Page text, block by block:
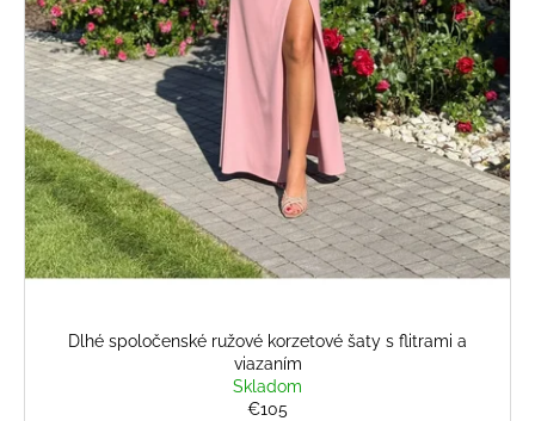
v
Dlhé spoločenské ružové korzetové šaty s flitrami a
viazaním
Skladom
€105
a
m
e
CYKLÁMENOVÉ
VZOROVANÉ
ŠIFÓNOVÉ
ŠATY
S
OPASKOM
€79